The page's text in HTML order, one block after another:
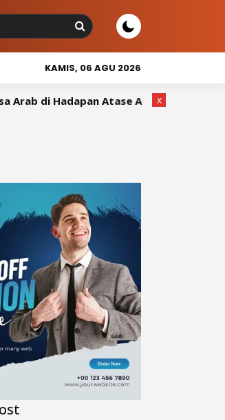
KAMIS, 06 AGU 2026
di Hadapan Atase Agama Kedubes
x